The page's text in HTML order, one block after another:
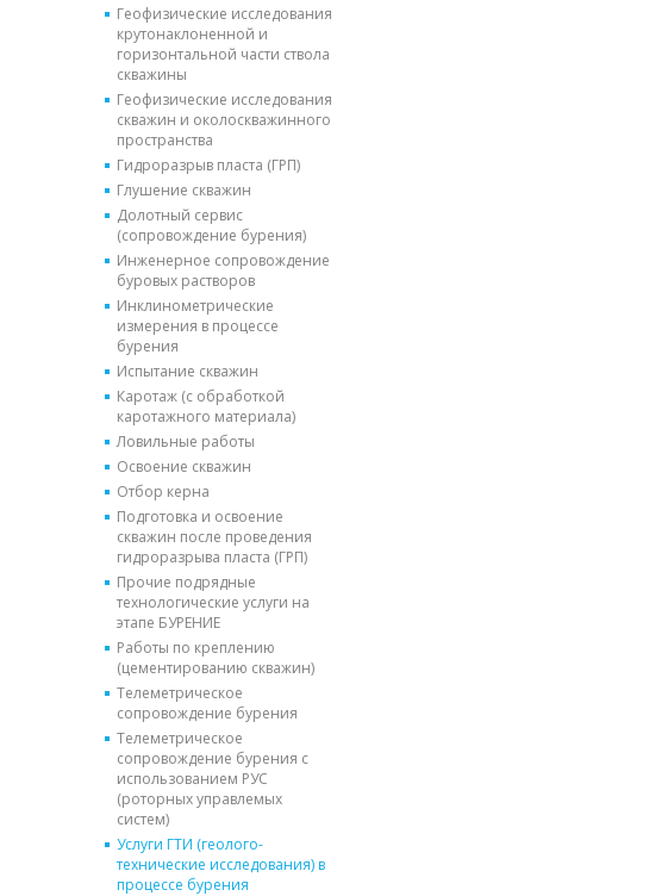
Геофизические исследования
крутонаклоненной и
горизонтальной части ствола
скважины
Геофизические исследования
скважин и околоскважинного
пространства
Гидроразрыв пласта (ГРП)
Глушение скважин
Долотный сервис
(сопровождение бурения)
Инженерное сопровождение
буровых растворов
Инклинометрические
измерения в процессе
бурения
Испытание скважин
Каротаж (с обработкой
каротажного материала)
Ловильные работы
Освоение скважин
Отбор керна
Подготовка и освоение
скважин после проведения
гидроразрыва пласта (ГРП)
Прочие подрядные
технологические услуги на
этапе БУРЕНИЕ
Работы по креплению
(цементированию скважин)
Телеметрическое
сопровождение бурения
Телеметрическое
сопровождение бурения с
использованием РУС
(роторных управлемых
систем)
Услуги ГТИ (геолого-
технические исследования) в
процессе бурения